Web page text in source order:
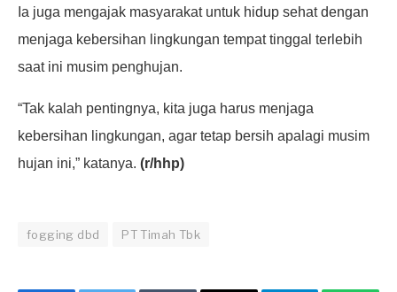
Ia juga mengajak masyarakat untuk hidup sehat dengan
menjaga kebersihan lingkungan tempat tinggal terlebih
saat ini musim penghujan.
“Tak kalah pentingnya, kita juga harus menjaga
kebersihan lingkungan, agar tetap bersih apalagi musim
hujan ini,” katanya. (r/hhp)
fogging dbd PT Timah Tbk